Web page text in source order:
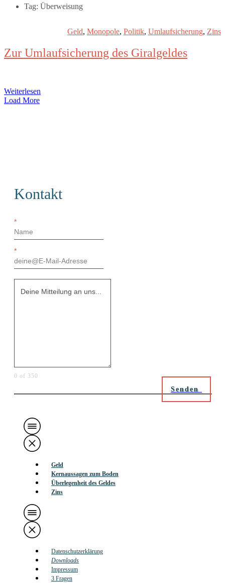
Tag: Überweisung
Geld, Monopole, Politik, Umlaufsicherung, Zins
Zur Umlaufsicherung des Giralgeldes
Weiterlesen
Load More
Kontakt
*
*
0 of 350
Senden
Geld
Kernaussagen zum Boden
Überlegenheit des Geldes
Zins
Datenschutzerklärung
Downloads
Impressum
3 Fragen